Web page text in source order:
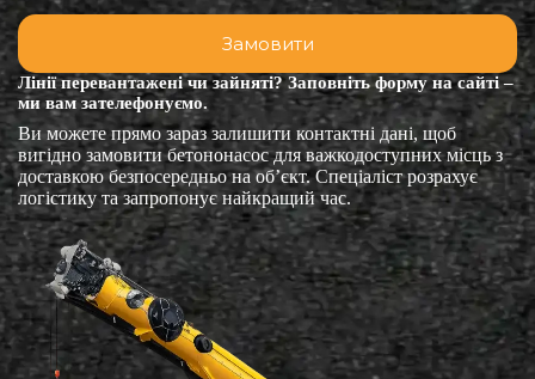
Лінії перевантажені чи зайняті? Заповніть форму на сайті –
ми вам зателефонуємо.
Ви можете прямо зараз залишити контактні дані, щоб
вигідно замовити бетононасос для важкодоступних місць з
доставкою безпосередньо на об’єкт. Спеціаліст розрахує
логістику та запропонує найкращий час.